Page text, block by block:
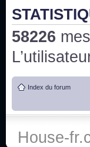
3x24 Human
Bonjour
qu'une
:he:
58226
Index du forum
House-